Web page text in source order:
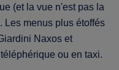
(et la vue n'est pas la
Les menus plus étoffés
Naxos et
ou en taxi.